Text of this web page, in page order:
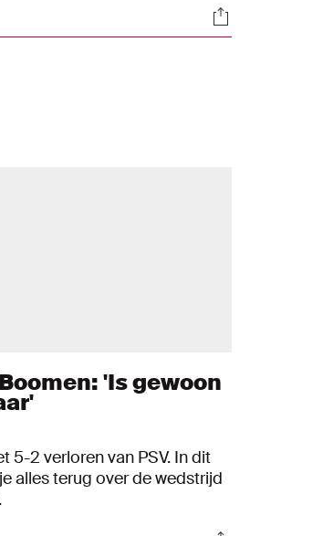
Socials
'Is gewoon
5-2 verloren van PSV. In dit
alles terug over de wedstrijd